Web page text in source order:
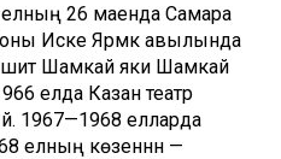
26 маенда Самара
Иске Ярмәк авылында
Шамкай яки Шамкай
елда Казан театр
1967—1968 елларда
елның көзеннән —